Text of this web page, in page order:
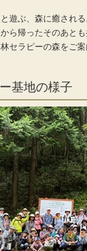
遊ぶ、森に癒される
ら帰ったそのあとも
セラピーの森をご案
基地の様子